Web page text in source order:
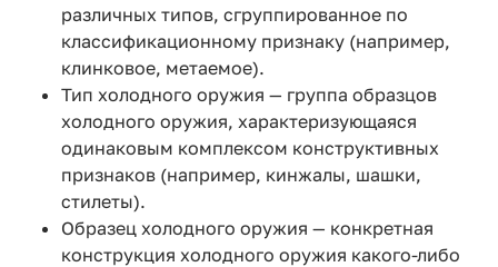
различных типов, сгруппированное по
классификационному признаку (например,
клинковое, метаемое).
Тип холодного оружия — группа образцов
холодного оружия, характеризующаяся
одинаковым комплексом конструктивных
признаков (например, кинжалы, шашки,
стилеты).
Образец холодного оружия — конкретная
конструкция холодного оружия какого-либо